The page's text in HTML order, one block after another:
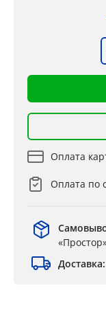
Оплата
Оплата по
Доставка: